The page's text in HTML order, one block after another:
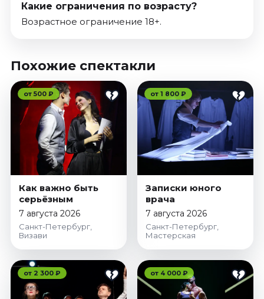
Какие ограничения по возрасту?
Возрастное ограничение 18+.
Похожие спектакли
от 500 ₽
Как важно быть
серьёзным
7 августа 2026
Санкт-Петербург,
Визави
от 1 800 ₽
Записки юного
врача
7 августа 2026
Санкт-Петербург,
Мастерская
от 2 300 ₽ от 4 000 ₽